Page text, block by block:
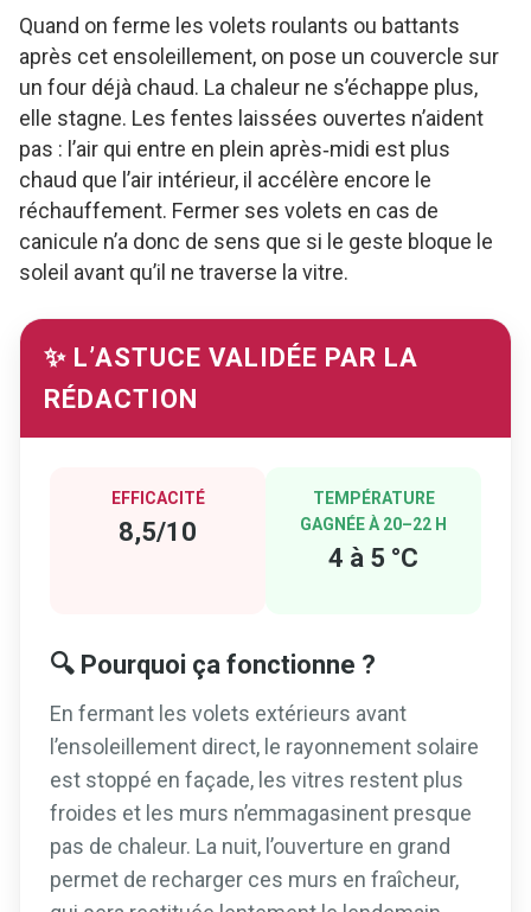
Quand on ferme les volets roulants ou battants
après cet ensoleillement, on pose un couvercle sur
un four déjà chaud. La chaleur ne s’échappe plus,
elle stagne. Les fentes laissées ouvertes n’aident
pas : l’air qui entre en plein après‑midi est plus
chaud que l’air intérieur, il accélère encore le
réchauffement. Fermer ses volets en cas de
canicule n’a donc de sens que si le geste bloque le
soleil avant qu’il ne traverse la vitre.
✨ L’ASTUCE VALIDÉE PAR LA
RÉDACTION
EFFICACITÉ
8,5/10
TEMPÉRATURE
GAGNÉE À 20–22 H
4 à 5 °C
🔍 Pourquoi ça fonctionne ?
En fermant les volets extérieurs avant
l’ensoleillement direct, le rayonnement solaire
est stoppé en façade, les vitres restent plus
froides et les murs n’emmagasinent presque
pas de chaleur. La nuit, l’ouverture en grand
permet de recharger ces murs en fraîcheur,